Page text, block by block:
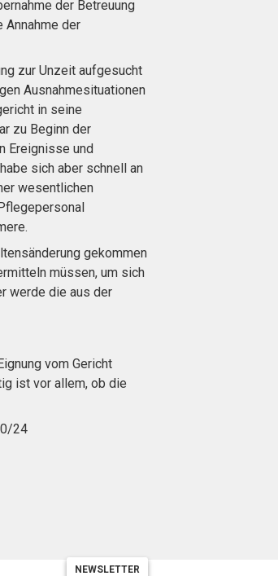
der Betreuung
der
zur Unzeit aufgesucht
Ausnahmesituationen
in seine
zu Beginn der
Ereignisse und
sich aber schnell an
wesentlichen
gekommen
müssen, um sich
werde die aus der
vom Gericht
ist vor allem, ob die
24
NEWSLETTER